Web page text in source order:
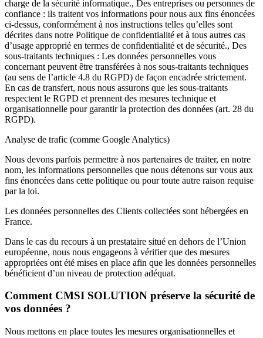
charge de la sécurité informatique., Des entreprises ou personnes de
confiance : ils traitent vos informations pour nous aux fins énoncées
ci-dessus, conformément à nos instructions telles qu’elles sont
décrites dans notre Politique de confidentialité et à tous autres cas
d’usage approprié en termes de confidentialité et de sécurité., Des
sous-traitants techniques : Les données personnelles vous
concernant peuvent être transférées à nos sous-traitants techniques
(au sens de l’article 4.8 du RGPD) de façon encadrée strictement.
En cas de transfert, nous nous assurons que les sous-traitants
respectent le RGPD et prennent des mesures technique et
organisationnelle pour garantir la protection des données (art. 28 du
RGPD).
Analyse de trafic (comme Google Analytics)
Nous devons parfois permettre à nos partenaires de traiter, en notre
nom, les informations personnelles que nous détenons sur vous aux
fins énoncées dans cette politique ou pour toute autre raison requise
par la loi.
Les données personnelles des Clients collectées sont hébergées en
France.
Dans le cas du recours à un prestataire situé en dehors de l’Union
européenne, nous nous engageons à vérifier que des mesures
appropriées ont été mises en place afin que les données personnelles
bénéficient d’un niveau de protection adéquat.
Comment CMSI SOLUTION préserve la sécurité de
vos données ?
Nous mettons en place toutes les mesures organisationnelles et